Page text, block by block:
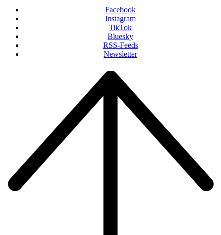
Facebook
Instagram
TikTok
Bluesky
RSS-Feeds
Newsletter